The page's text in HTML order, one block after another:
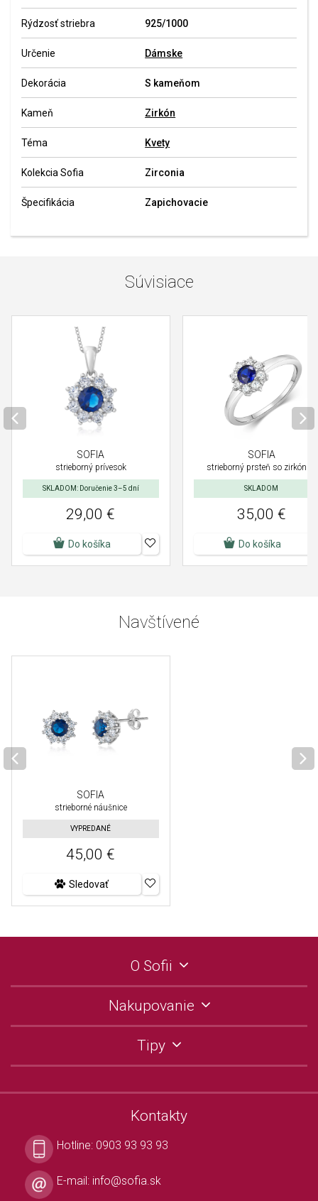
Rýdzosť striebra 925/1000
Určenie Dámske
Dekorácia S kameňom
Kameň Zirkón
Téma Kvety
Kolekcia Sofia Zirconia
Špecifikácia Zapichovacie
Súvisiace
SOFIA
strieborný prívesok
SKLADOM: Doručenie 3–5 dní
29,00 €
Do košíka
SOFIA
strieborný prsteň so zirkónmi
SKLADOM
35,00 €
Do košíka
Navštívené
SOFIA
strieborné náušnice
VYPREDANÉ
45,00 €
Sledovať
O Sofii
Nakupovanie
Tipy
Kontakty
Hotline: 0903 93 93 93
E-mail: info@sofia.sk